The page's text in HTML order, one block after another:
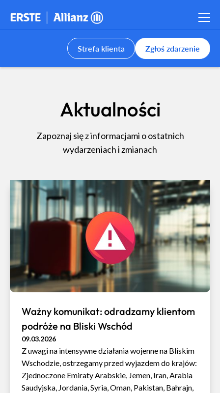
Strefa klienta Zgłoś zdarzenie
Aktualności
Zapoznaj się z informacjami o ostatnich
wydarzeniach i zmianach
Ważny komunikat: odradzamy klientom
podróże na Bliski Wschód
09.03.2026
Z uwagi na intensywne działania wojenne na Bliskim
Wschodzie, ostrzegamy przed wyjazdem do krajów:
Zjednoczone Emiraty Arabskie, Jemen, Iran, Arabia
Saudyjska, Jordania, Syria, Oman, Pakistan, Bahrajn,